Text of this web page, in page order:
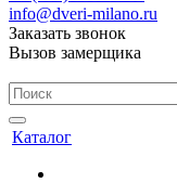
info@dveri-milano.ru
Заказать звонок
Вызов замерщика
Каталог